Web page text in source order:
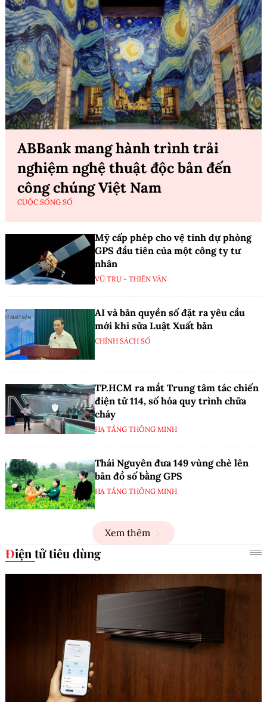
ABBank mang hành trình trải
nghiệm nghệ thuật độc bản đến
công chúng Việt Nam
CUỘC SỐNG SỐ
Mỹ cấp phép cho vệ tinh dự phòng
GPS đầu tiên của một công ty tư
nhân
VŨ TRỤ - THIÊN VĂN
AI và bản quyền số đặt ra yêu cầu
mới khi sửa Luật Xuất bản
CHÍNH SÁCH SỐ
TP.HCM ra mắt Trung tâm tác chiến
điện tử 114, số hóa quy trình chữa
cháy
HẠ TẦNG THÔNG MINH
Thái Nguyên đưa 149 vùng chè lên
bản đồ số bằng GPS
HẠ TẦNG THÔNG MINH
Xem thêm
Điện tử tiêu dùng